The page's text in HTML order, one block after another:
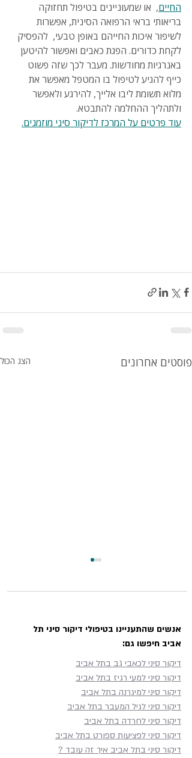
החיים,  או שמעוניינים בטיפול תחזוקה
בריאותי בראי הרפואה הסינית, אפשרות
לשיפור איכות החייהם באופן טבעי,  להפסיק
לקחת כדורים. הפגת כאבים ואפשור להיטען
באנרגיות מחודשות. מעבר לכך שזה פשוט
כייף להגיע לטיפול בו המטפל מאפשר את
מלוא תשומת ליבו אלייך, להירגע ולאפשר
ולתהליך ההחלמה להתבטא.
עוד פרטים על המרכז לדיקור סיני מוזמנים.
פוסטים אחרונים הצג הכול
דיקור סיני עד הבית בתל אביב:
רפואה סינית במיטבה למי
שמתקשה להגיע לקליניקה
אנשים שהתעניינו בטיפולי דיקור סיני תל
אביב חיפשו גם:
דיקור סיני לכאבי גב בתל אביב
דיקור סיני למעי רגיז בתל אביב
דיקור סיני למיגרנה בתל אביב
דיקור סיני לגיל המעבר בתל אביב
דיקור סיני לחרדה בתל אביב
דיקור סיני לפציעות ספורט בתל אביב
דיקור סיני בתל אביב איך זה עובד ?